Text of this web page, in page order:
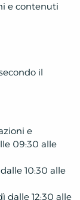
e contenuti
il
e
09:30 alle
10:30 alle
dalle 12:30 alle